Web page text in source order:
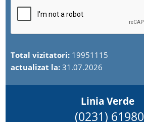
Total vizitatori: 19951115
actualizat la:31.07.2026
Linia Verde
(0231) 61980